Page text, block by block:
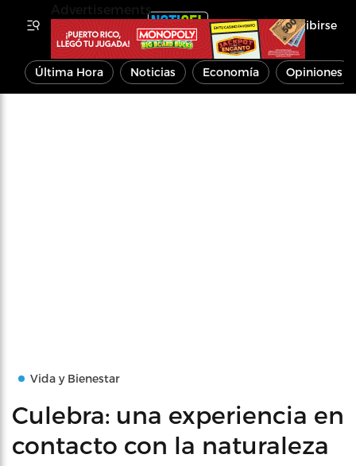
Inscribirse
Última Hora Noticias Economía Opiniones
Vida y Bienestar
Culebra: una experiencia en
contacto con la naturaleza
Advertisements